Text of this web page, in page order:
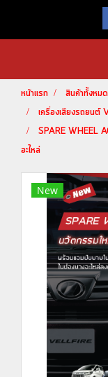
หน้าแรก
สินค้าทั้งหมด
เครื่องเสียงรถยน
SPARE WHEEL
อะไหล่
New